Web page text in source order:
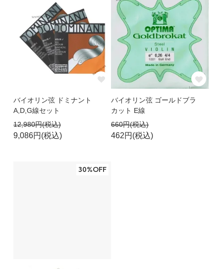
バイオリン弦 ドミナント
A,D,G線セット
12,980円(税込)
9,086円(税込)
バイオリン弦 ゴールドブラ
カット E線
660円(税込)
462円(税込)
30%OFF